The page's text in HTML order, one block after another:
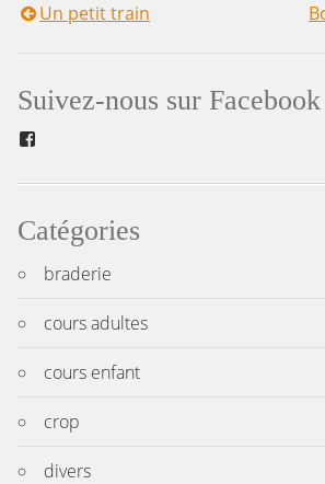
Navigation
l’article
Un petit train
Suivez-nous sur Facebook
Catégories
braderie
cours adultes
cours enfant
crop
divers